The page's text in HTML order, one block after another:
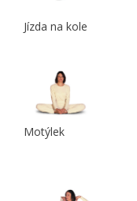
Jízda na kole
Motýlek